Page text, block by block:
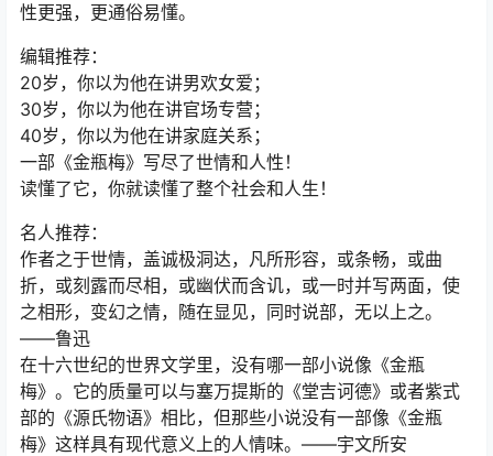
性更强，更通俗易懂。
编辑推荐：
20岁，你以为他在讲男欢女爱；
30岁，你以为他在讲官场专营；
40岁，你以为他在讲家庭关系；
一部《金瓶梅》写尽了世情和人性！
读懂了它，你就读懂了整个社会和人生！
名人推荐：
作者之于世情，盖诚极洞达，凡所形容，或条畅，或曲
折，或刻露而尽相，或幽伏而含讥，或一时并写两面，使
之相形，变幻之情，随在显见，同时说部，无以上之。
——鲁迅
在十六世纪的世界文学里，没有哪一部小说像《金瓶
梅》。它的质量可以与塞万提斯的《堂吉诃德》或者紫式
部的《源氏物语》相比，但那些小说没有一部像《金瓶
梅》这样具有现代意义上的人情味。——宇文所安